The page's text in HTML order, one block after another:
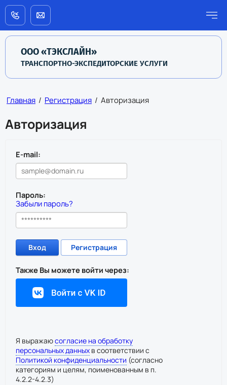
ООО «ТЭКСЛАЙН»
ТРАНСПОРТНО-ЭКСПЕДИТОРСКИЕ УСЛУГИ
Главная / Регистрация / Авторизация
Авторизация
E-mail:
Пароль:
Забыли пароль?
Регистрация
Вход
Также Вы можете войти через:
Я выражаюсогласие на обработку
персональных данных в соответствии с
Политикой конфиденциальности (согласно
категориям и целям, поименованным в п.
4.2.2-4.2.3)